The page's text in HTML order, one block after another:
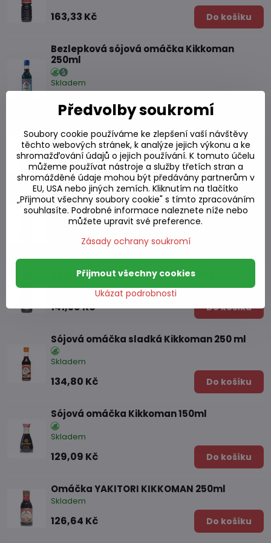
163,33 Kč Do košíku
Bezlepková sójová omáčka Kikkoman
250ml
Skladem
153,01 Kč Do košíku
Sójová omáčka 501 860ml
Skladem
146,21 Kč Do košíku
Přírodně fermentovaná sójová omáčka
Shoyu 250ml
Skladem
86,69 Kč
Sójová omáčka Jin Gold F3 860ml
Skladem
141,59 Kč Do košíku
Sójová omáčka sladká Kikkoman 250 ml
Skladem
134,80 Kč Do košíku
Sójová omáčka Kikkoman 150ml
Skladem
129,09 Kč Do košíku
Omáčka YAKITORI KIKKOMAN 250ml
Skladem
126,64 Kč Do košíku
Předvolby soukromí
Soubory cookie používáme ke zlepšení vaší návštěvy
těchto webových stránek, k analýze jejich výkonu a ke
shromažďování údajů o jejich používání. K tomuto účelu
můžeme používat nástroje a služby třetích stran a
shromážděné údaje mohou být předávány partnerům v
EU, USA nebo jiných zemích. Kliknutím na tlačítko
„Přijmout všechny soubory cookie" s tímto zpracováním
souhlasíte. Podrobné informace naleznete níže nebo
můžete upravit své preference.
Zásady ochrany soukromí
Ukázat podrobnosti
Přijmout všechny cookies